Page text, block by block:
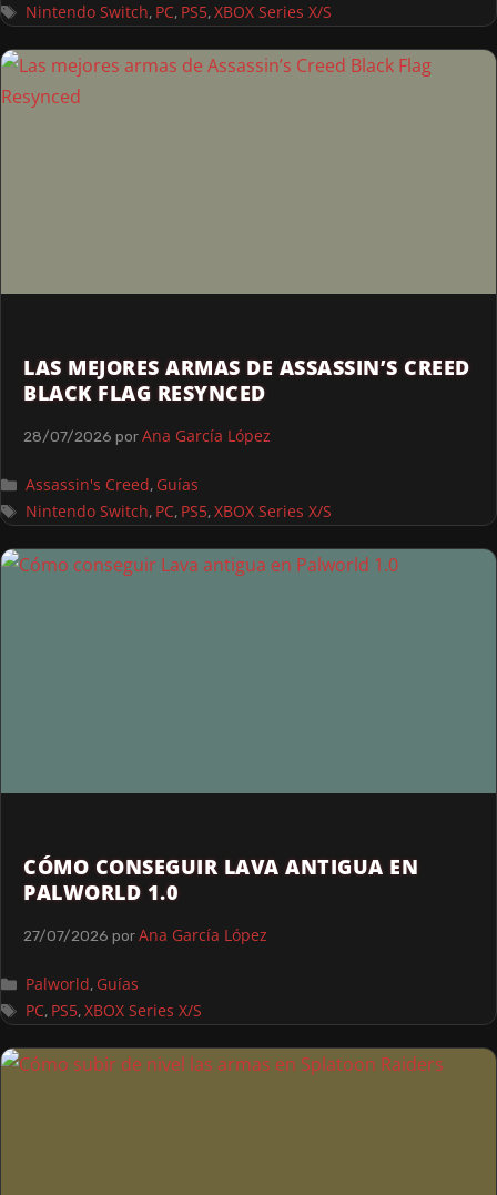
Nintendo Switch, PC, PS5,XBOX Series X/S
LAS MEJORES ARMAS DE ASSASSIN’S CREED
BLACK FLAG RESYNCED
28/07/2026 porAna García López
Assassin's Creed, Guías
Nintendo Switch, PC, PS5,XBOX Series X/S
CÓMO CONSEGUIR LAVA ANTIGUA EN
PALWORLD 1.0
27/07/2026 porAna García López
Palworld, Guías
PC, PS5,XBOX Series X/S